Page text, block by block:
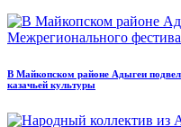
В Майкопском районе Адыгеи
казачьей культуры